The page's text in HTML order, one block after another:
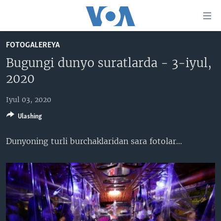
boring
Boshiga
Qidiruvga
o'ting
AMERIKA
XALQARO
MULTIMEDIA
XALQARO HAYOT
VASHINGTON CHOYXONASI
MOBIL-SALOM!
FACEBOOK
YOUTUBE
INSTAGRAM
INGLIZ TILI DARSLARI
EDITORIAL
FOTOGALEREYA
Bugungi dunyo suratlarda - 3-iyul,
2020
Iyul 03, 2020
Dunyoning turli burchaklaridan sara fotolar...​
Ulashing